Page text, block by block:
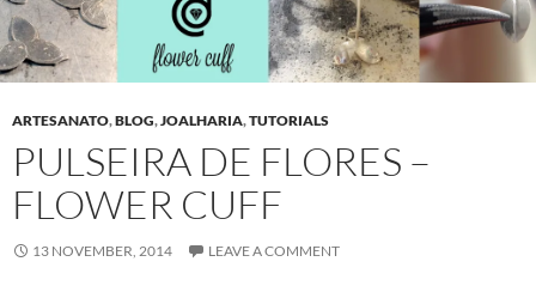
ARTESANATO,BLOG,JOALHARIA,TUTORIALS
PULSEIRA DE FLORES –
FLOWER CUFF
13 NOVEMBER, 2014 LEAVE A COMMENT